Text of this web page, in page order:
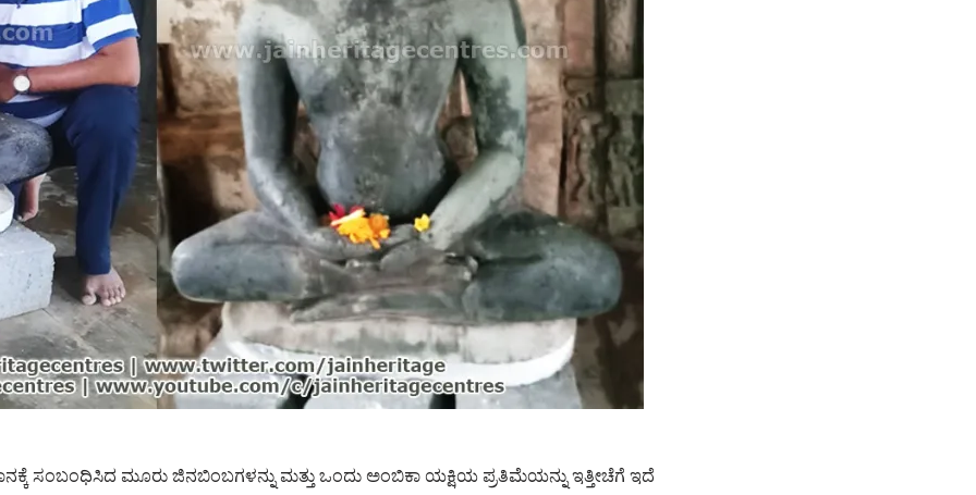
ಸಂಬಂಧಿಸಿದ ಮೂರು ಜಿನಬಿಂಬಗಳನ್ನು ಮತ್ತು ಒಂದು ಅಂಬಿಕಾ ಯಕ್ಷಿಯ ಪ್ರತಿಮೆಯನ್ನು ಇತ್ತೀಚೆಗೆ ಇದೆ